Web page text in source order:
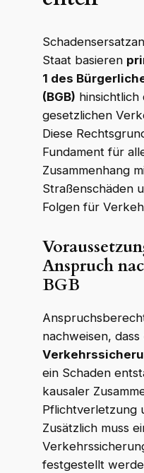
Staat basieren
1 des
(BGB)
gesetzlichen
Diese
Fundament für
Zusammenhang
Straßenschäden
Folgen für
Anspruch
BGB
nachweisen, dass
ein Schaden
kausaler
Pflichtverletzung
Zusätzlich muss
festgestellt